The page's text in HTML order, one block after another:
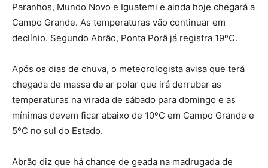
Paranhos, Mundo Novo e Iguatemi e ainda hoje chegará a
Campo Grande. As temperaturas vão continuar em
declínio. Segundo Abrão, Ponta Porã já registra 19ºC.
Após os dias de chuva, o meteorologista avisa que terá
chegada de massa de ar polar que irá derrubar as
temperaturas na virada de sábado para domingo e as
mínimas devem ficar abaixo de 10ºC em Campo Grande e
5ºC no sul do Estado.
Abrão diz que há chance de geada na madrugada de